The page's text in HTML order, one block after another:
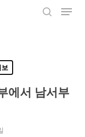
Menu
보
에서 남서부